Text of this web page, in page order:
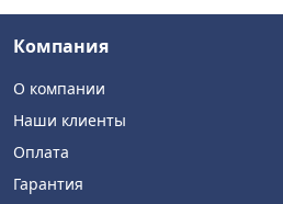
Компания
О компании
Наши клиенты
Оплата
Гарантия